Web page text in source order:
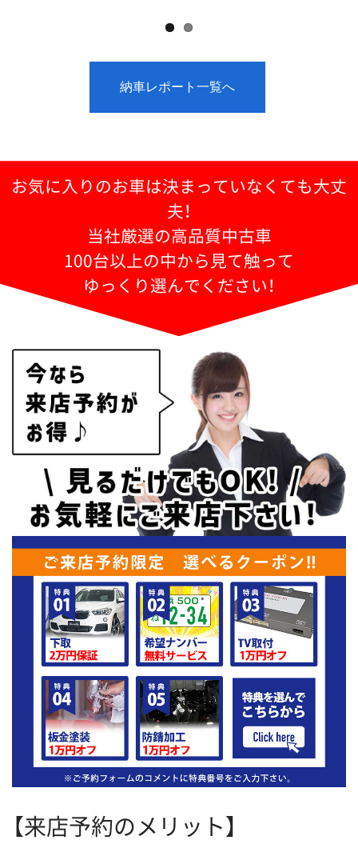
納車レポート一覧へ
お気に入りのお車は決まっていなくても大丈
夫！
当社厳選の高品質中古車
100台以上の中から見て触って
ゆっくり選んでください！
【来店予約のメリット】